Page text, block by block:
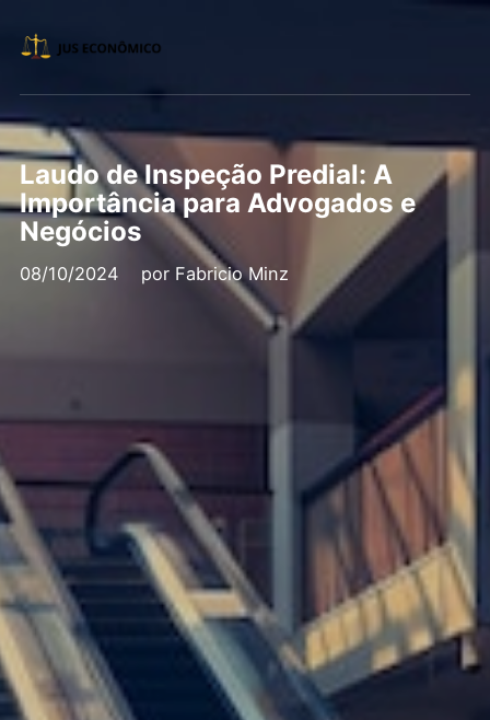
Laudo de Inspeção Predial: A
Importância para Advogados e
Negócios
08/10/2024 por Fabricio Minz